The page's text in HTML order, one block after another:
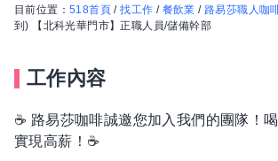
目前位置： 518首頁 /找工作 / 餐飲業 /路易莎職人咖
到) 【北科光華門市】正職人員/儲備幹部
工作內容
☕ 路易莎咖啡誠邀您加入我們的團隊！
實現高薪！☕